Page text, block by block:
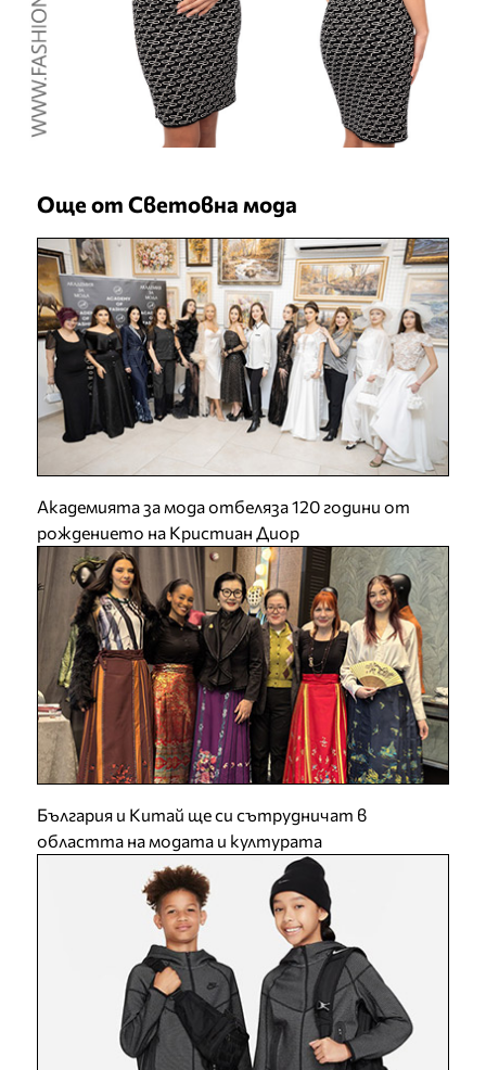
Още от Световна мода
Академията за мода отбеляза 120 години от
рождението на Кристиан Диор
България и Китай ще си сътрудничат в
областта на модата и културата